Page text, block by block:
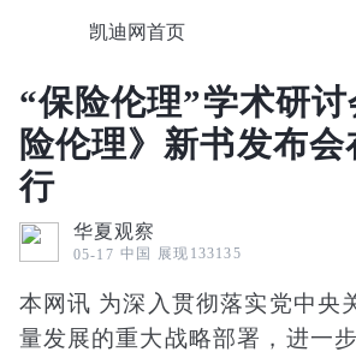
凯迪网首页
“保险伦理”学术研
险伦理》新书发布
行
华夏观察
05-17 中国 展现133135
本网讯 为深入贯彻落实党中央
量发展的重大战略部署，进一